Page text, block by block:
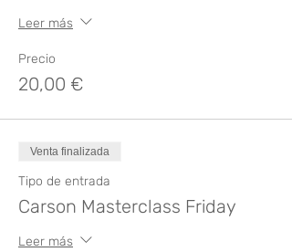
Leer más
Precio
20,00 €
Venta finalizada
Tipo de entrada
Carson Masterclass Friday
Leer más